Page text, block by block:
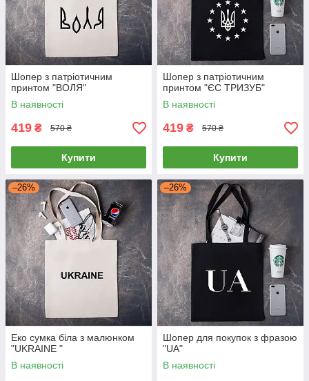
Шопер з патріотичним
принтом "ВОЛЯ"
В наявності
419 ₴ 570 ₴
Купити
Шопер з патріотичним
принтом "ЄС ТРИЗУБ"
В наявності
419 ₴ 570 ₴
Купити
–26%
Еко сумка біла з малюнком
"UKRAINE "
В наявності
–26%
Шопер для покупок з фразою
"UA"
В наявності